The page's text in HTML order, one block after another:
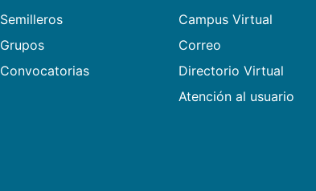
Semilleros
Grupos
Convocatorias
Campus Virtual
Correo
Directorio Virtual
Atención al usuario